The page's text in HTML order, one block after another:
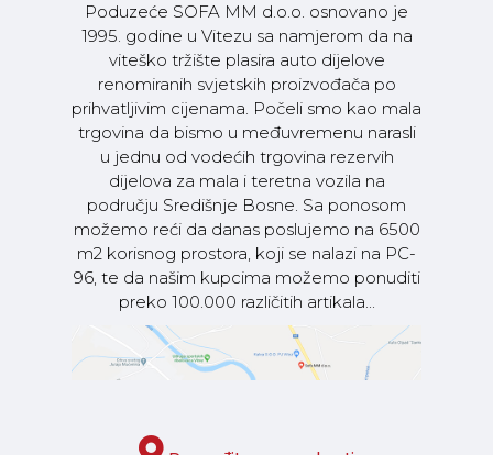
Poduzeće SOFA MM d.o.o. osnovano je
1995. godine u Vitezu sa namjerom da na
viteško tržište plasira auto dijelove
renomiranih svjetskih proizvođača po
prihvatljivim cijenama. Počeli smo kao mala
trgovina da bismo u međuvremenu narasli
u jednu od vodećih trgovina rezervih
dijelova za mala i teretna vozila na
području Središnje Bosne. Sa ponosom
možemo reći da danas poslujemo na 6500
m2 korisnog prostora, koji se nalazi na PC-
96, te da našim kupcima možemo ponuditi
preko 100.000 različitih artikala...